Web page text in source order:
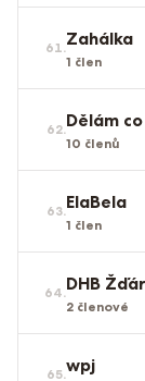
61.Zahálka
1 člen
62.Dělám
10 členů
63.ElaBela
1 člen
64.DHB Žďár
2 členové
65.wpj